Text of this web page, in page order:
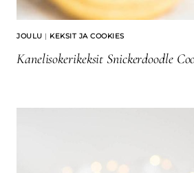
JOULU | KEKSIT JA COOKIES
Kanelisokerikeksit Snickerdoodle